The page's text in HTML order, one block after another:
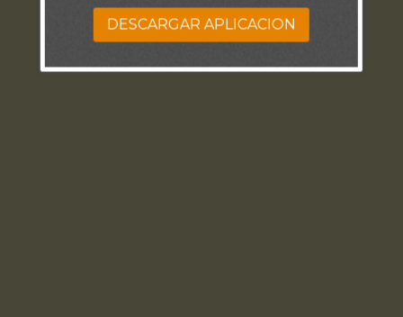
DESCARGAR APLICACION